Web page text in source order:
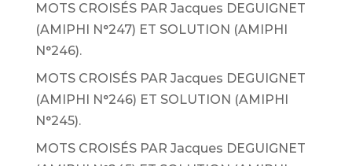
MOTS CROISÉS PAR Jacques DEGUIGNET
(AMIPHI N°247) ET SOLUTION (AMIPHI
N°246).
MOTS CROISÉS PAR Jacques DEGUIGNET
(AMIPHI N°246) ET SOLUTION (AMIPHI
N°245).
MOTS CROISÉS PAR Jacques DEGUIGNET